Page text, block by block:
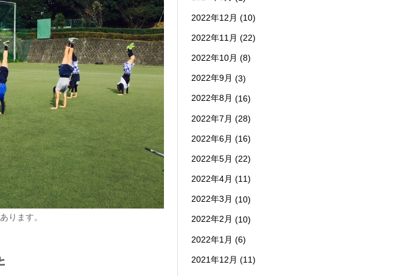
ります。
2022年12月 (10)
2022年11月 (22)
2022年10月 (8)
2022年9月 (3)
2022年8月 (16)
2022年7月 (28)
2022年6月 (16)
2022年5月 (22)
2022年4月 (11)
2022年3月 (10)
2022年2月 (10)
2022年1月 (6)
2021年12月 (11)